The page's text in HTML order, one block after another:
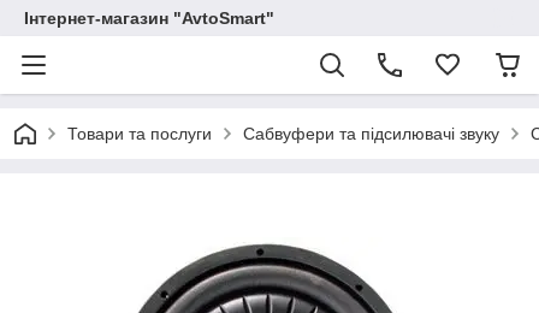
Інтернет-магазин "AvtoSmart"
Товари та послуги Сабвуфери та підсилювачі звуку